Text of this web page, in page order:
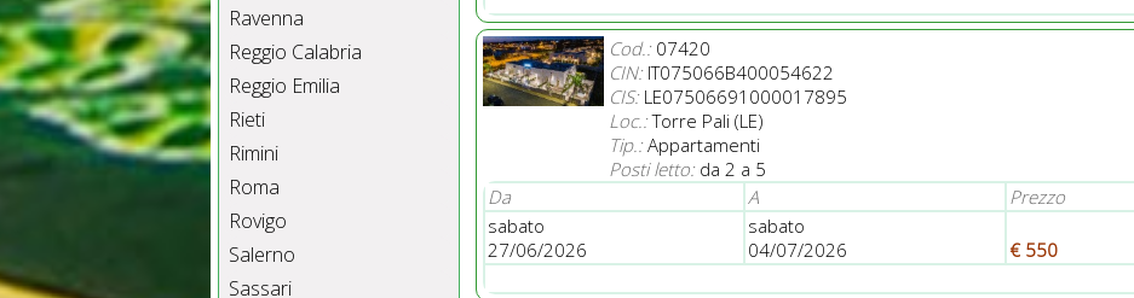
Ravenna
Reggio Calabria
Reggio Emilia
Rieti
Rimini
Roma
Rovigo
Salerno
Sassari
Cod.:07420
CIN:IT075066B400054622
CIS:LE07506691000017895
Loc.:Torre Pali (LE)
Tip.:Appartamenti
Posti letto:da 2 a 5
Da
A
Prezzo
sabato
27/06/2026
sabato
04/07/2026
€ 550